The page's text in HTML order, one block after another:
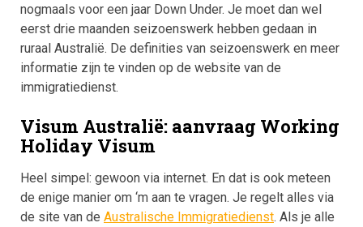
nogmaals voor een jaar Down Under. Je moet dan wel
eerst drie maanden seizoenswerk hebben gedaan in
ruraal Australië. De definities van seizoenswerk en meer
informatie zijn te vinden op de website van de
immigratiedienst.
Visum Australië: aanvraag Working
Holiday Visum
Heel simpel: gewoon via internet. En dat is ook meteen
de enige manier om ‘m aan te vragen. Je regelt alles via
de site van de Australische Immigratiedienst. Als je alle